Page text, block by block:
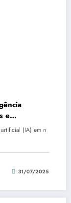
e
(IA) em n
31/07/2025